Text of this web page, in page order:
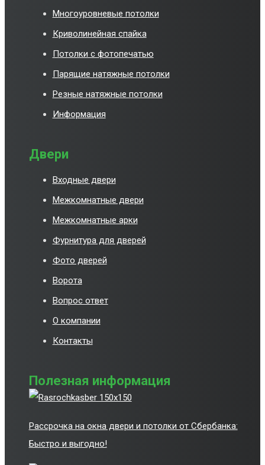
Многоуровневые потолки
Криволинейная спайка
Потолки с фотопечатью
Парящие натяжные потолки
Резные натяжные потолки
Информация
Двери
Входные двери
Межкомнатные двери
Межкомнатные арки
Фурнитура для дверей
Фото дверей
Ворота
Вопрос ответ
О компании
Контакты
Полезная информация
Рассрочка на окна двери и потолки от Сбербанка:
Быстро и выгодно!